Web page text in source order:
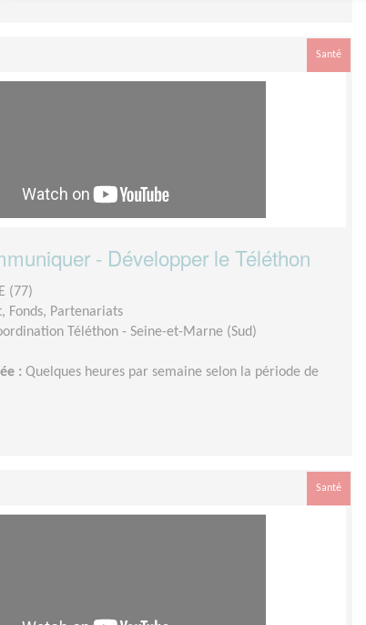
Santé
- Développer le Téléthon
(77)
Fonds, Partenariats
Téléthon - Seine-et-Marne (Sud)
: Quelques heures par semaine selon la période de
Santé